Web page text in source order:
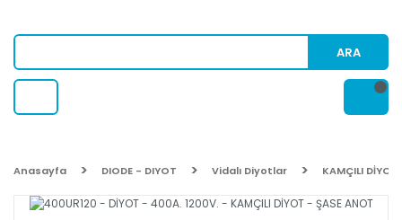
ARA
Anasayfa DIODE - DIYOT Vidalı Diyotlar KAMÇILI DİYOT